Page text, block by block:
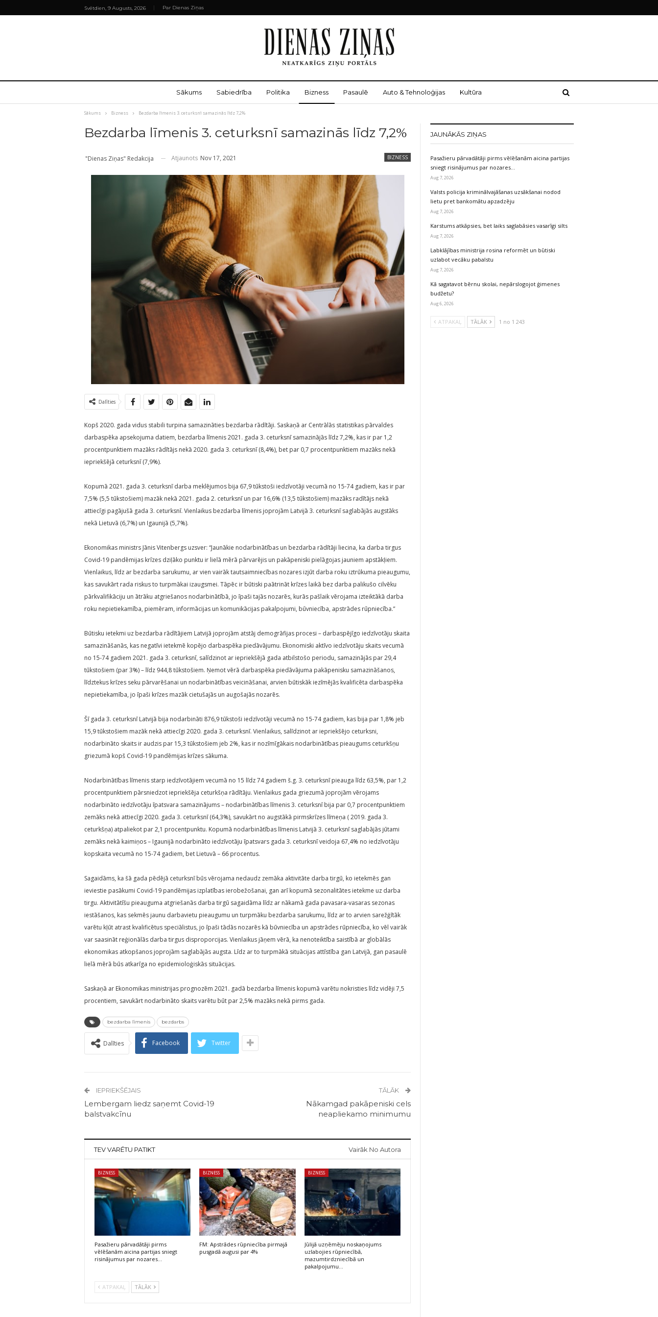
Svētdien, 9 Augusts, 2026 Par Dienas Ziņas
Sākums Sabiedrība Politika Bizness Pasaulē Auto & Tehnoloģijas Kultūra
Sākums Bizness Bezdarba līmenis 3. ceturksnī samazinās līdz 7,2%
Bezdarba līmenis 3. ceturksnī samazinās līdz 7,2%
BIZNESS
"Dienas Ziņas" Redakcija Atjaunots Nov 17, 2021
Dalīties
Kopš 2020. gada vidus stabili turpina samazināties bezdarba rādītāji. Saskaņā ar Centrālās statistikas pārvaldes
darbaspēka apsekojuma datiem, bezdarba līmenis 2021. gada 3. ceturksnī samazinājās līdz 7,2%, kas ir par 1,2
procentpunktiem mazāks rādītājs nekā 2020. gada 3. ceturksnī (8,4%), bet par 0,7 procentpunktiem mazāks nekā
iepriekšējā ceturksnī (7,9%).
Kopumā 2021. gada 3. ceturksnī darba meklējumos bija 67,9 tūkstoši iedzīvotāji vecumā no 15-74 gadiem, kas ir par
7,5% (5,5 tūkstošiem) mazāk nekā 2021. gada 2. ceturksnī un par 16,6% (13,5 tūkstošiem) mazāks radītājs nekā
attiecīgi pagājušā gada 3. ceturksnī. Vienlaikus bezdarba līmenis joprojām Latvijā 3. ceturksnī saglabājās augstāks
nekā Lietuvā (6,7%) un Igaunijā (5,7%).
Ekonomikas ministrs Jānis Vitenbergs uzsver: “Jaunākie nodarbinātības un bezdarba rādītāji liecina, ka darba tirgus
Covid-19 pandēmijas krīzes dziļāko punktu ir lielā mērā pārvarējis un pakāpeniski pielāgojas jauniem apstākļiem.
Vienlaikus, līdz ar bezdarba sarukumu, ar vien vairāk tautsaimniecības nozares izjūt darba roku iztrūkuma pieaugumu,
kas savukārt rada riskus to turpmākai izaugsmei. Tāpēc ir būtiski paātrināt krīzes laikā bez darba palikušo cilvēku
pārkvalifikāciju un ātrāku atgriešanos nodarbinātībā, jo īpaši tajās nozarēs, kurās pašlaik vērojama izteiktākā darba
roku nepietiekamība, piemēram, informācijas un komunikācijas pakalpojumi, būvniecība, apstrādes rūpniecība.”
Būtisku ietekmi uz bezdarba rādītājiem Latvijā joprojām atstāj demogrāfijas procesi – darbaspējīgo iedzīvotāju skaita
samazināšanās, kas negatīvi ietekmē kopējo darbaspēka piedāvājumu. Ekonomiski aktīvo iedzīvotāju skaits vecumā
no 15-74 gadiem 2021. gada 3. ceturksnī, salīdzinot ar iepriekšējā gada atbilstošo periodu, samazinājās par 29,4
tūkstošiem (par 3%) – līdz 944,8 tūkstošiem. Ņemot vērā darbaspēka piedāvājuma pakāpenisku samazināšanos,
līdztekus krīzes seku pārvarēšanai un nodarbinātības veicināšanai, arvien būtiskāk iezīmējās kvalificēta darbaspēka
nepietiekamība, jo īpaši krīzes mazāk cietušajās un augošajās nozarēs.
Šī gada 3. ceturksnī Latvijā bija nodarbināti 876,9 tūkstoši iedzīvotāji vecumā no 15-74 gadiem, kas bija par 1,8% jeb
15,9 tūkstošiem mazāk nekā attiecīgi 2020. gada 3. ceturksnī. Vienlaikus, salīdzinot ar iepriekšējo ceturksni,
nodarbināto skaits ir audzis par 15,3 tūkstošiem jeb 2%, kas ir nozīmīgākais nodarbinātības pieaugums ceturkšņu
griezumā kopš Covid-19 pandēmijas krīzes sākuma.
Nodarbinātības līmenis starp iedzīvotājiem vecumā no 15 līdz 74 gadiem š.g. 3. ceturksnī pieauga līdz 63,5%, par 1,2
procentpunktiem pārsniedzot iepriekšēja ceturkšņa rādītāju. Vienlaikus gada griezumā joprojām vērojams
nodarbināto iedzīvotāju īpatsvara samazinājums – nodarbinātības līmenis 3. ceturksnī bija par 0,7 procentpunktiem
zemāks nekā attiecīgi 2020. gada 3. ceturksnī (64,3%), savukārt no augstākā pirmskrīzes līmeņa ( 2019. gada 3.
ceturkšņa) atpaliekot par 2,1 procentpunktu. Kopumā nodarbinātības līmenis Latvijā 3. ceturksnī saglabājās jūtami
zemāks nekā kaimiņos – Igaunijā nodarbināto iedzīvotāju īpatsvars gada 3. ceturksnī veidoja 67,4% no iedzīvotāju
kopskaita vecumā no 15-74 gadiem, bet Lietuvā – 66 procentus.
Sagaidāms, ka šā gada pēdējā ceturksnī būs vērojama nedaudz zemāka aktivitāte darba tirgū, ko ietekmēs gan
ieviestie pasākumi Covid-19 pandēmijas izplatības ierobežošanai, gan arī kopumā sezonalitātes ietekme uz darba
tirgu. Aktivitātīšu pieauguma atgriešanās darba tirgū sagaidāma līdz ar nākamā gada pavasara-vasaras sezonas
iestāšanos, kas sekmēs jaunu darbavietu pieaugumu un turpmāku bezdarba sarukumu, līdz ar to arvien sarežģītāk
varētu kļūt atrast kvalificētus speciālistus, jo īpaši tādās nozarēs kā būvniecība un apstrādes rūpniecība, ko vēl vairāk
var saasināt reģionālās darba tirgus disproporcijas. Vienlaikus jāņem vērā, ka nenoteiktība saistībā ar globālās
ekonomikas atkopšanos joprojām saglabājās augsta. Līdz ar to turpmākā situācijas attīstība gan Latvijā, gan pasaulē
lielā mērā būs atkarīga no epidemioloģiskās situācijas.
Saskaņā ar Ekonomikas ministrijas prognozēm 2021. gadā bezdarba līmenis kopumā varētu nokristies līdz vidēji 7,5
procentiem, savukārt nodarbināto skaits varētu būt par 2,5% mazāks nekā pirms gada.
bezdarba līmenis bezdarbs
Dalīties Facebook Twitter
IEPRIEKŠĒJAIS
Lembergam liedz saņemt Covid-19
balstvakcīnu
TĀLĀK
Nākamgad pakāpeniski cels
neapliekamo minimumu
TEV VARĒTU PATIKT Vairāk No Autora
BIZNESS
Pasažieru pārvadātāji pirms
vēlēšanām aicina partijas sniegt
risinājumus par nozares…
BIZNESS
FM: Apstrādes rūpniecība pirmajā
pusgadā augusi par 4%
BIZNESS
Jūlijā uzņēmēju noskaņojums
uzlabojies rūpniecībā,
mazumtirdzniecībā un
pakalpojumu…
ATPAKAĻ TĀLĀK
JAUNĀKĀS ZIŅAS
Pasažieru pārvadātāji pirms vēlēšanām aicina partijas
sniegt risinājumus par nozares…
Aug 7, 2026
Valsts policija kriminālvajāšanas uzsākšanai nodod
lietu pret bankomātu apzadzēju
Aug 7, 2026
Karstums atkāpsies, bet laiks saglabāsies vasarīgi silts
Aug 7, 2026
Labklājības ministrija rosina reformēt un būtiski
uzlabot vecāku pabalstu
Aug 7, 2026
Kā sagatavot bērnu skolai, nepārslogojot ģimenes
budžetu?
Aug 6, 2026
ATPAKAĻ TĀLĀK 1 no 1 243